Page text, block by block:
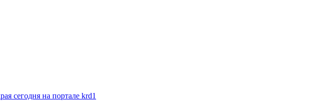
сегодня на портале krd1